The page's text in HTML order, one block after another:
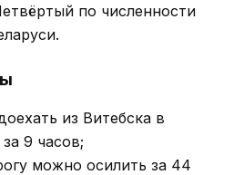
по численности
из Витебска в
9 часов;
можно осилить за 44